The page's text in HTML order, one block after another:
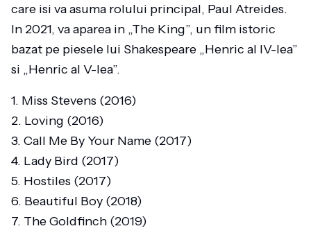
care isi va asuma rolului principal, Paul Atreides.
In 2021, va aparea in „The King”, un film istoric
bazat pe piesele lui Shakespeare „Henric al IV-lea”
si „Henric al V-lea”.
1. Miss Stevens (2016)
2. Loving (2016)
3. Call Me By Your Name (2017)
4. Lady Bird (2017)
5. Hostiles (2017)
6. Beautiful Boy (2018)
7. The Goldfinch (2019)